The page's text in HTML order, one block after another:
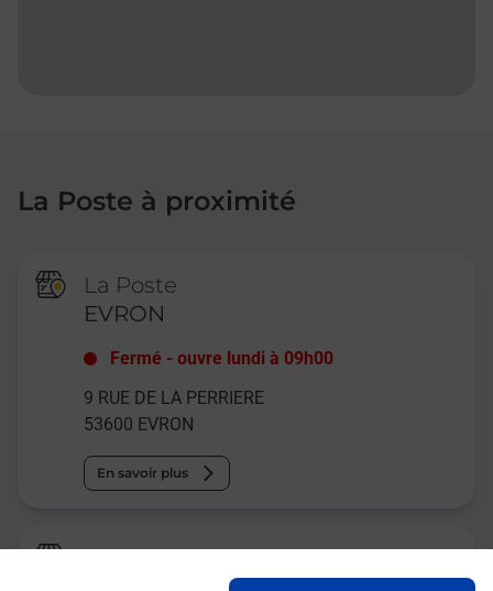
La Poste à proximité
La Poste
EVRON
Fermé -ouvre lundi à 09h00
9 RUE DE LA PERRIERE
53600 EVRON
En savoir plus
Relais Pickup